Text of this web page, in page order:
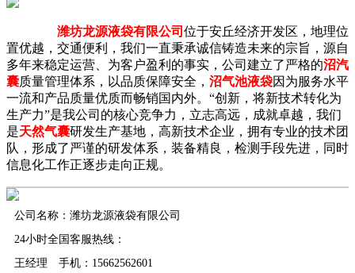
潍坊龙源液袋有限公司 位于安丘经济开发区，地理位
置优越，交通便利，我们一直秉承诚信铸造未来的宗旨，源自
多年来稳定运营、为客户盈利的事实，公司建立了严格的沼汽
囊质量管理体系，以品质保障安全， 沼气池液袋因为服务水平
一流和产品质量优质而畅销国内外。“创新，将新技术转化为
生产力”是我公司的核心竞争力，立志高远，成就卓越，我们
是天然气囊研发生产基地，高新技术企业，拥有专业的技术团
队，形成了严谨的研发体系，装备精良，检测手段先进，同时
信息化工作正逐步走向正规。
公司名称：潍坊龙源液袋有限公司
24小时全国客服热线：
王经理 手机：15662562601